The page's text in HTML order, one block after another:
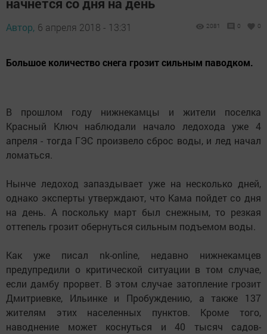
начнется со дня на день
Автор, 6 апреля 2018 - 13:31 2081 0 0
Большое количество снега грозит сильным паводком.
В прошлом году нижнекамцы и жители поселка
Красный Ключ наблюдали начало ледохода уже 4
апреля - тогда ГЭС произвело сброс воды, и лед начал
ломаться.
Нынче ледоход запаздывает уже на несколько дней,
однако эксперты утверждают, что Кама пойдет со дня
на день. А поскольку март был снежным, то резкая
оттепель грозит обернуться сильным подъемом воды.
Как уже писал nk-online, недавно нижнекамцев
предупредили о критической ситуации в том случае,
если дамбу прорвет. В этом случае затопление грозит
Дмитриевке, Ильинке и Пробуждению, а также 137
жителям этих населенных пунктов. Кроме того,
наводнение может коснуться и 40 тысяч садов-